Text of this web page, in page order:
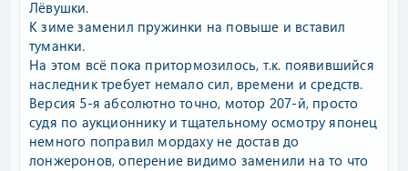
Лёвушки.
К зиме заменил пружинки на повыше и вставил
туманки.
На этом всё пока притормозилось, т.к. появившийся
наследник требует немало сил, времени и средств.
Версия 5-я абсолютно точно, мотор 207-й, просто
судя по аукционнику и тщательному осмотру японец
немного поправил мордаху не достав до
лонжеронов, оперение видимо заменили на то что